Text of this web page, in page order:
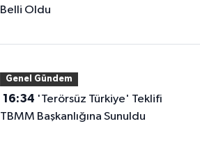
Belli Oldu
Genel Gündem
16:34
TBMM Başkanlığına Sunuldu